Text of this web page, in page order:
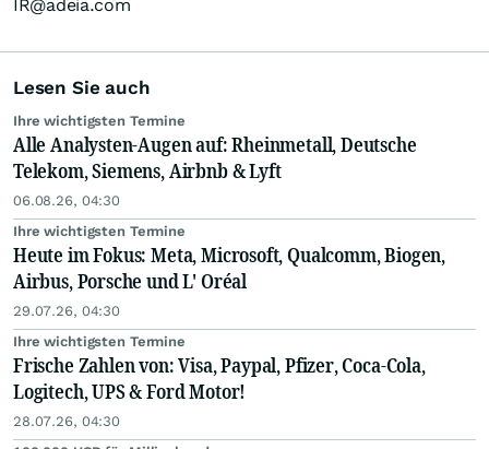
IR@adeia.com
Lesen Sie auch
Ihre wichtigsten Termine
Alle Analysten-Augen auf: Rheinmetall, Deutsche
Telekom, Siemens, Airbnb & Lyft
06.08.26, 04:30
Ihre wichtigsten Termine
Heute im Fokus: Meta, Microsoft, Qualcomm, Biogen,
Airbus, Porsche und L' Oréal
29.07.26, 04:30
Ihre wichtigsten Termine
Frische Zahlen von: Visa, Paypal, Pfizer, Coca-Cola,
Logitech, UPS & Ford Motor!
28.07.26, 04:30